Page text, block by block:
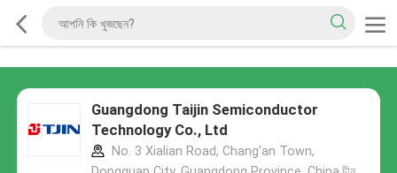
Guangdong Taijin Semiconductor
Technology Co., Ltd
No. 3 Xialian Road, Chang'an Town,